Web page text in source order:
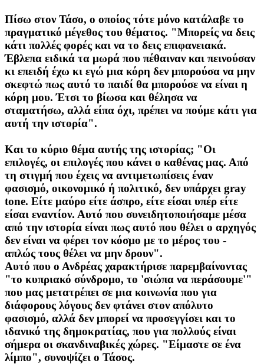
Πίσω στον Τάσο, ο οποίος τότε μόνο κατάλαβε το
πραγματικό μέγεθος του θέματος. "Μπορείς να δεις
κάτι πολλές φορές και να το δεις επιφανειακά.
Έβλεπα ειδικά τα μωρά που πέθαιναν και πεινούσαν
κι επειδή έχω κι εγώ μια κόρη δεν μπορούσα να μην
σκεφτώ πως αυτό το παιδί θα μπορούσε να είναι η
κόρη μου. Έτσι το βίωσα και θέλησα να
σταματήσω, αλλά είπα όχι, πρέπει να πούμε κάτι για
αυτή την ιστορία".
Και το κύριο θέμα αυτής της ιστορίας; "Οι
επιλογές, οι επιλογές που κάνει ο καθένας μας. Από
τη στιγμή που έχεις να αντιμετωπίσεις έναν
φασισμό, οικονομικό ή πολιτικό, δεν υπάρχει gray
tone. Είτε μαύρο είτε άσπρο, είτε είσαι υπέρ είτε
είσαι εναντίον. Αυτό που συνειδητοποιήσαμε μέσα
από την ιστορία είναι πως αυτό που θέλει ο αρχηγός
δεν είναι να φέρει τον κόσμο με το μέρος του -
απλώς τους θέλει να μην δρουν".
Αυτό που ο Ανδρέας χαρακτήρισε παρεμβαίνοντας
"το κυπριακό σύνδρομο, το 'σιώπα να περάσουμε'"
που μας μετατρέπει σε μια κοινωνία που για
διάφορους λόγους δεν φτάνει στον απόλυτο
φασισμό, αλλά δεν μπορεί να προσεγγίσει και το
ιδανικό της δημοκρατίας, που για πολλούς είναι
σήμερα οι σκανδιναβικές χώρες. "Είμαστε σε ένα
λίμπο", συνοψίζει ο Τάσος.